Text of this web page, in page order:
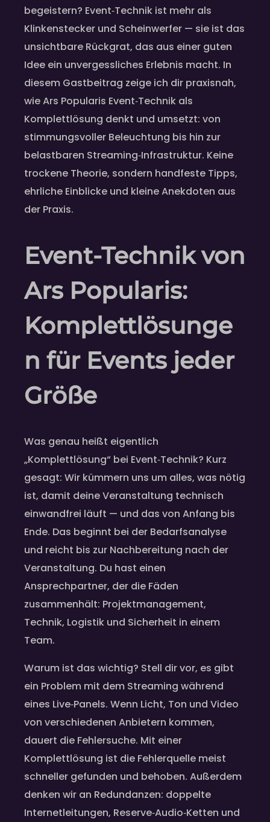
begeistern? Event‑Technik ist mehr als
Klinkenstecker und Scheinwerfer — sie ist das
unsichtbare Rückgrat, das aus einer guten
Idee ein unvergessliches Erlebnis macht. In
diesem Gastbeitrag zeige ich dir praxisnah,
wie Ars Popularis Event‑Technik als
Komplettlösung denkt und umsetzt: von
stimmungsvoller Beleuchtung bis hin zur
belastbaren Streaming‑Infrastruktur. Keine
trockene Theorie, sondern handfeste Tipps,
ehrliche Einblicke und kleine Anekdoten aus
der Praxis.
Event‑Technik von
Ars Popularis:
Komplettlösunge
n für Events jeder
Größe
Was genau heißt eigentlich
„Komplettlösung“ bei Event‑Technik? Kurz
gesagt: Wir kümmern uns um alles, was nötig
ist, damit deine Veranstaltung technisch
einwandfrei läuft — und das von Anfang bis
Ende. Das beginnt bei der Bedarfsanalyse
und reicht bis zur Nachbereitung nach der
Veranstaltung. Du hast einen
Ansprechpartner, der die Fäden
zusammenhält: Projektmanagement,
Technik, Logistik und Sicherheit in einem
Team.
Warum ist das wichtig? Stell dir vor, es gibt
ein Problem mit dem Streaming während
eines Live‑Panels. Wenn Licht, Ton und Video
von verschiedenen Anbietern kommen,
dauert die Fehlersuche. Mit einer
Komplettlösung ist die Fehlerquelle meist
schneller gefunden und behoben. Außerdem
denken wir an Redundanzen: doppelte
Internetleitungen, Reserve‑Audio‑Ketten und